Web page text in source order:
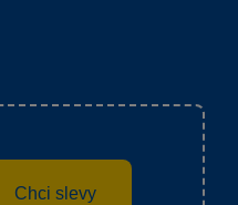
Chci slevy